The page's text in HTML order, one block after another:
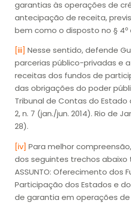
garantias às operações de
antecipação de receita,
bem como o disposto no §
[iii] Nesse sentido, defende
parcerias público-privadas e
receitas dos fundos de
das obrigações do poder
Tribunal de Contas do Estado
2, n. 7 (jan./jun. 2014). Rio de
28).
[iv] Para melhor
dos seguintes trechos abaixo
ASSUNTO: Oferecimento dos
Participação dos Estados e
de garantia em operações